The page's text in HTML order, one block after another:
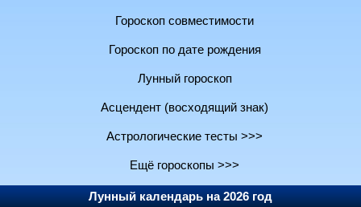
Гороскоп совместимости
Гороскоп по дате рождения
Лунный гороскоп
Асцендент (восходящий знак)
Астрологические тесты >>>
Ещё гороскопы >>>
Лунный календарь на 2026 год